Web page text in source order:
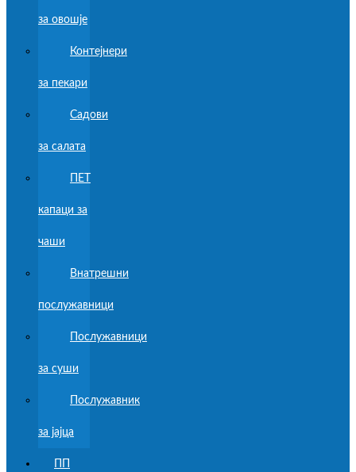
за овошје
Контејнери
за пекари
Садови
за салата
ПЕТ
капаци за
чаши
Внатрешни
послужавници
Послужавници
за суши
Послужавник
за јајца